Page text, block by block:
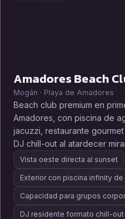
Amadores Beach
Mogán · Playa de Amadores
Beach club premium en
Amadores, con piscina de
jacuzzi, restaurante
DJ chill-out al atardecer
Vista oeste directa al sunset
Exterior con piscina infinity de
Capacidad para grupos
DJ residente formato chill-out